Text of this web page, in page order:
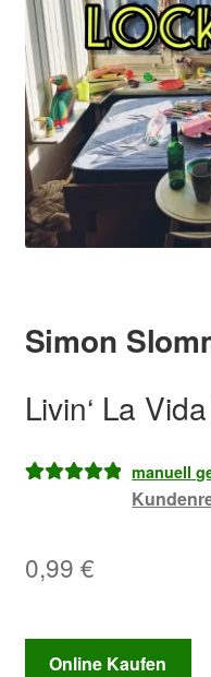
Simon
Livin‘ La
Kundenbewe
manuell
0,99 €
Online Kaufen